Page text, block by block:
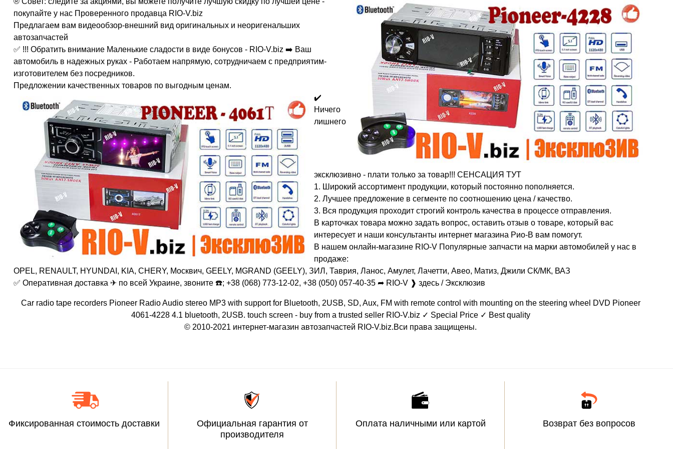
покупайте у нас Проверенного продавца RIO-V.biz
Предлагаем вам видеообзор-внешний вид оригинальных и неоригенальших
автозапчастей
✅ !!! Обратить внимание Маленькие сладости в виде бонусов - RIO-V.biz ➡️ Ваш
автомобиль в надежных руках - Работаем напрямую, сотрудничаем с предприятим-
изготовителем без посредников.
Предложении качественных товаров по выгодным ценам.
✔️
Ничего
лишнего
эксклюзивно - плати только за товар!!! СЕНСАЦИЯ ТУТ
1. Широкий ассортимент продукции, который постоянно пополняется.
2. Лучшее предложение в сегменте по соотношению цена / качество.
3. Вся продукция проходит строгий контроль качества в процессе отправления.
В карточках товара можно задать вопрос, оставить отзыв о товаре, который вас
интересует и наши консультанты интернет магазина Рио-В вам помогут.
В нашем онлайн-магазине RIO-V Популярные запчасти на марки автомобилей у нас в
продаже:
OPEL, RENAULT, HYUNDAI, KIA, CHERY, Москвич, GEELY, MGRAND (GEELY), ЗИЛ, Таврия, Ланос, Амулет, Лачетти, Авео, Матиз, Джили СК/МК, ВАЗ
✅ Оперативная доставка ✈ по всей Украине, звоните ☎️; +38 (068) 773-12-02, +38 (050) 057-40-35 ➦ RIO-V ❱ здесь / Эксклюзив
Car radio tape recorders Pioneer Radio Audio stereo MP3 with support for Bluetooth, 2USB, SD, Aux, FM with remote control with mounting on the steering wheel DVD Pioneer
4061-4228 4.1 bluetooth, 2USB. touch screen - buy from a trusted seller RIO-V.biz ✓ Special Price ✓ Best quality
© 2010-2021 интернет-магазин автозапчастей RIO-V.biz.Вси права защищены.
Фиксированная стоимость доставки
Официальная гарантия от
производителя
Оплата наличными или картой Возврат без вопросов